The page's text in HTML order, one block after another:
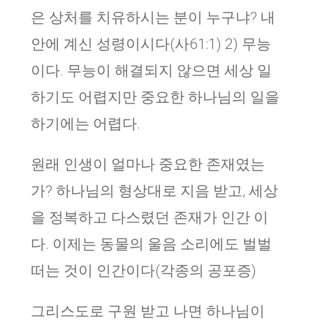
은 상처를 치유하시는 분이 누구냐? 내
안에 계신 성령이시다(사61:1) 2) 무능
이다. 무능이 해결되지 않으면 세상 일
하기도 어렵지만 중요한 하나님의 일을
하기에는 어렵다.
원래 인생이 얼마나 중요한 존재였는
가? 하나님의 형상대로 지음 받고, 세상
을 정복하고 다스렸던 존재가 인간 이
다. 이제는 동물의 울음 소리에도 벌벌
떠는 것이 인간이다(각종의 공포증)
그리스도로 구원 받고 나면 하나님이